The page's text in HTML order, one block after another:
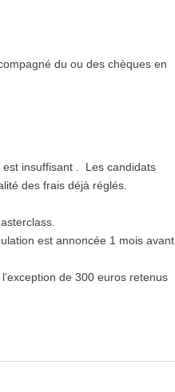
du ou des chèques en
est insuffisant . Les candidats
des frais déjà réglés.
est annoncée 1 mois avant
de 300 euros retenus